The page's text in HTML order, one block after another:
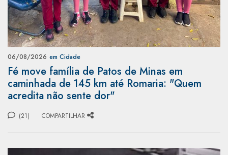
06/08/2026 em Cidade
Fé move família de Patos de Minas em
caminhada de 145 km até Romaria: "Quem
acredita não sente dor"
(21) COMPARTILHAR